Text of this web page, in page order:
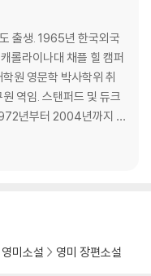
출생. 1965년 한국외국
롤라이나대 채플 힐 캠퍼
원 영문학 박사학위 취
역임. 스탠퍼드 및 듀크
년부터 2004년까지 서
으며, 현재 서강대 명예
영미소설 영미 장편소설